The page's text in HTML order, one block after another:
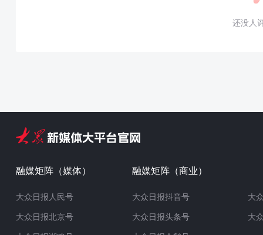
还没人
融媒矩阵（媒体）
大众日报人民号
大众日报北京号
融媒矩阵（商业）
大众日报抖音号
大众日报头条号
大
大